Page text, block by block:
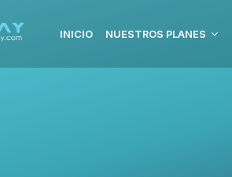
INICIO NUESTROS PLANES